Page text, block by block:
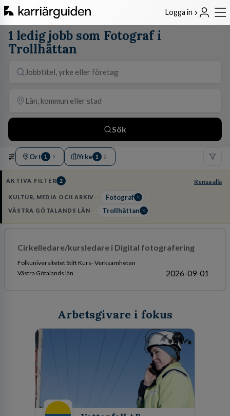
Logga in
1 ledig jobb som Fotograf i
Trollhättan
Sök
Ort 1 Yrke 1
AKTIVA FILTER 2 Rensa alla
KULTUR, MEDIA OCH ARKIV Fotograf
VÄSTRA GÖTALANDS LÄN Trollhättan
Cirkelledare/kursledare i Digital fotografering
Folkuniversitetet Stift Kurs- Verksamheten
Västra Götalands län
2026-09-01
Arbetsgivare i fokus